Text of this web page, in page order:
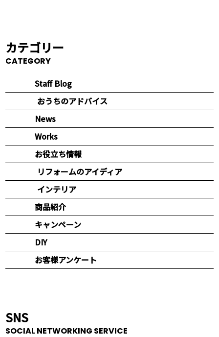
カテゴリー
CATEGORY
Staff Blog
おうちのアドバイス
News
Works
お役立ち情報
リフォームのアイディア
インテリア
商品紹介
キャンペーン
DIY
お客様アンケート
SNS
SOCIAL NETWORKING SERVICE